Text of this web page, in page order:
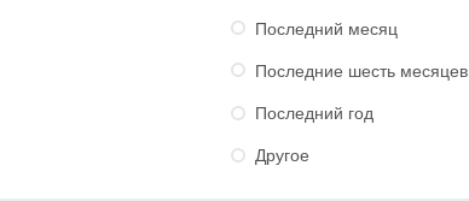
Последний месяц
Последние шесть месяцев
Последний год
Другое